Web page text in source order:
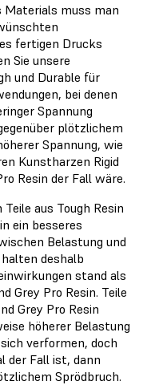
Materials muss man
fertigen Drucks
Sie unsere
und Durable für
bei denen
Spannung
plötzlichem
Spannung, wie
Kunstharzen Rigid
Resin der Fall wäre.
aus Tough Resin
ein besseres
Belastung und
deshalb
stand als
Grey Pro Resin. Teile
Grey Pro Resin
höherer Belastung
verformen, doch
der Fall ist, dann
Sprödbruch.